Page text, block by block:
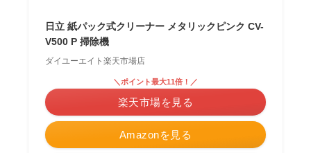
日立 紙パック式クリーナー メタリックピンク CV-
V500 P 掃除機
ダイユーエイト楽天市場店
Amazonを見る
＼ポイント最大11倍！／
楽天市場を見る